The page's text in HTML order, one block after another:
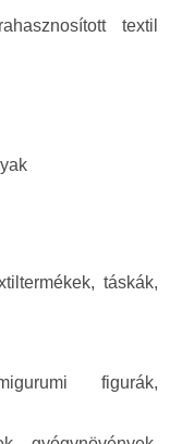
textil
táskák,
figurák,